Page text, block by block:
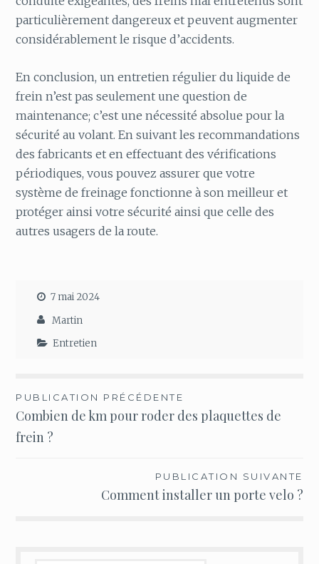
particulièrement dangereux et peuvent augmenter
considérablement le risque d’accidents.
En conclusion, un entretien régulier du liquide de
frein n’est pas seulement une question de
maintenance; c’est une nécessité absolue pour la
sécurité au volant. En suivant les recommandations
des fabricants et en effectuant des vérifications
périodiques, vous pouvez assurer que votre
système de freinage fonctionne à son meilleur et
protéger ainsi votre sécurité ainsi que celle des
autres usagers de la route.
7 mai 2024
Martin
Entretien
Navigation
de
PUBLICATION PRÉCÉDENTE
Combien de km pour roder des plaquettes de
frein ?
PUBLICATION SUIVANTE
Comment installer un porte velo ?